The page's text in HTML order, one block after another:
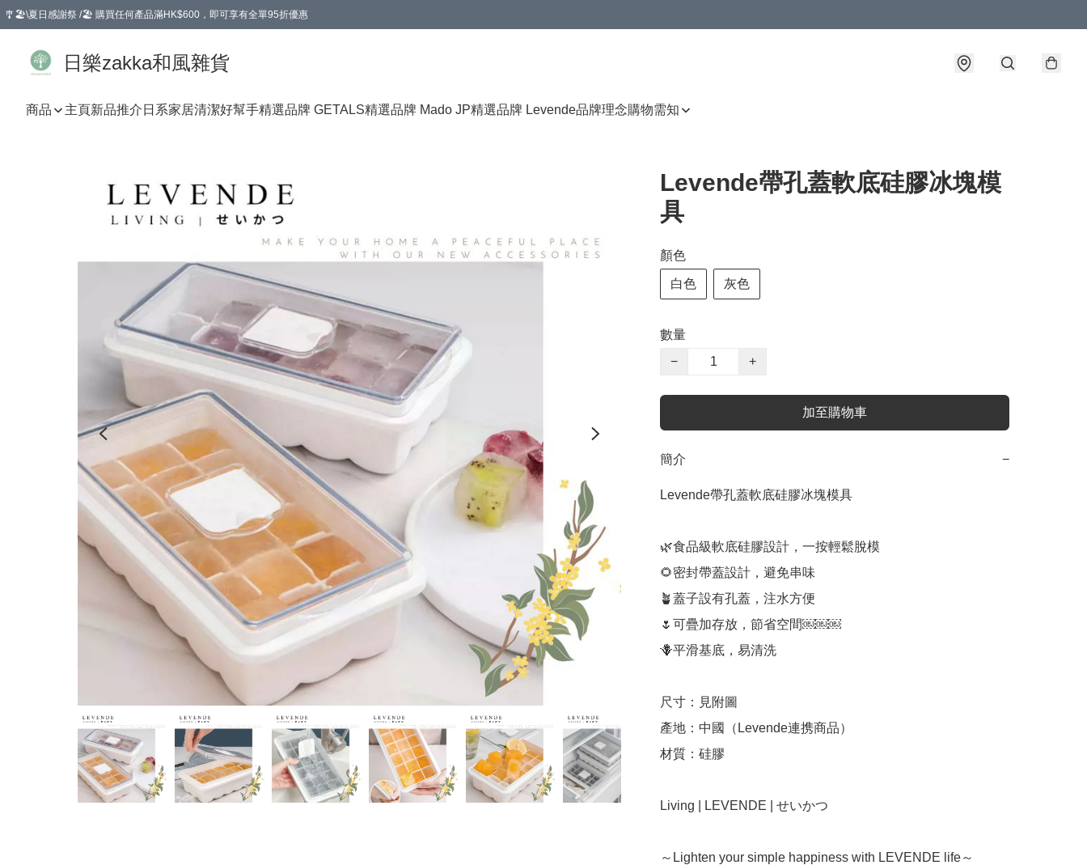
🎐🏖️\夏日感謝祭 /🏖️ 購買任何產品滿HK$600，即可享有全單95折優惠
日樂zakka和風雜貨
商品 主頁新品推介 日系家居清潔好幫手精選品牌 GETALS精選品牌 Mado JP精選品牌 Levende品牌理念購物需知
Levende帶孔蓋軟底硅膠冰塊模
具
顏色
白色 灰色
數量
−
+
加至購物車
簡介 −
Levende帶孔蓋軟底硅膠冰塊模具
🌿食品級軟底硅膠設計，一按輕鬆脫模
🌻密封帶蓋設計，避免串味
🪴蓋子設有孔蓋，注水方便
🌷可疊加存放，節省空間￼￼￼
🪻平滑基底，易清洗
尺寸：見附圖
產地：中國（Levende連携商品）
材質：硅膠
Living | LEVENDE | せいかつ
～Lighten your simple happiness with LEVENDE life～